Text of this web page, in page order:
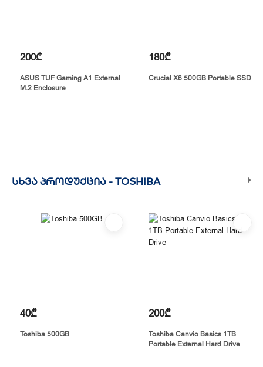
200₾
ASUS TUF Gaming A1 External
M.2 Enclosure
180₾
Crucial X6 500GB Portable SSD
ᲡᲮᲕᲐ ᲞᲠᲝᲓᲣᲥᲪᲘᲐ -TOSHIBA
40₾
Toshiba 500GB
200₾
Toshiba Canvio Basics 1TB
Portable External Hard Drive